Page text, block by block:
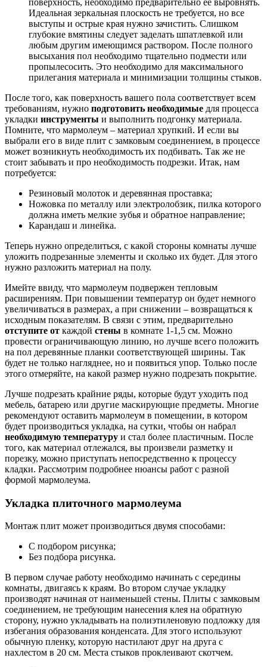
Идеальная зеркальная плоскость не требуется, но все
выступы и острые края нужно зачистить. Слишком
глубокие вмятины следует заделать шпатлевкой или
любым другим имеющимся раствором. После полного
высыхания пол необходимо тщательно подмести или
пропылесосить. Это необходимо для максимального
прилегания материала и минимизации толщины стыков.
После того, как поверхность вашего пола соответствует всем
требованиям, нужно подготовить необходимые для процесса
укладки инструменты и выполнить подгонку материала.
Помните, что мармолеум – материал хрупкий. И если вы
выбрали его в виде плит с замковым соединением, в процессе
может возникнуть необходимость их подбивать. Так же не
стоит забывать и про необходимость подрезки. Итак, нам
потребуется:
Резиновый молоток и деревянная проставка;
Ножовка по металлу или электролобзик, пилка которого
должна иметь мелкие зубья и обратное направление;
Карандаш и линейка.
Теперь нужно определиться, с какой стороны комнаты лучше
уложить подрезанные элементы и сколько их будет. Для этого
нужно разложить материал на полу.
Имейте ввиду, что мармолеум подвержен тепловым
расширениям. При повышении температур он будет немного
увеличиваться в размерах, а при снижении – возвращаться к
исходным показателям. В связи с этим, предварительно
отступите от каждой стены в комнате 1-1,5 см. Можно
провести ограничивающую линию, но лучше всего положить
на пол деревянные планки соответствующей ширины. Так
будет не только нагляднее, но и появиться упор. Только после
этого отмеряйте, на какой размер нужно подрезать покрытие.
Лучше подрезать крайние ряды, которые будут уходить под
мебель, батарею или другие маскирующие предметы. Многие
рекомендуют оставить мармолеум в помещении, в котором
будет производиться укладка, на сутки, чтобы он набрал
необходимую температуру и стал более пластичным. После
того, как материал отлежался, вы произвели разметку и
порезку, можно приступать непосредственно к процессу
кладки. Рассмотрим подробнее нюансы работ с разной
формой мармолеума.
Укладка плиточного мармолеума
Монтаж плит может производиться двумя способами:
С подбором рисунка;
Без подбора рисунка.
В первом случае работу необходимо начинать с середины
комнаты, двигаясь к краям. Во втором случае укладку
производят начиная от наименьшей стены. Плиты с замковым
соединением, не требующим нанесения клея на обратную
сторону, нужно укладывать на полиэтиленовую подложку для
избегания образования конденсата. Для этого используют
обычную пленку, которую настилают друг на друга с
нахлестом в 20 см. Места стыков проклеивают скотчем.